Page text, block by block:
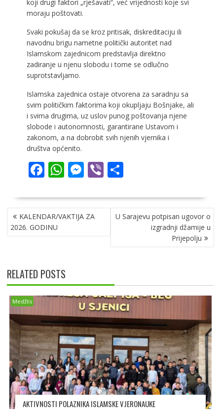
koji drugi faktori „rješavati“, već vrijednosti koje svi
moraju poštovati.
Svaki pokušaj da se kroz pritisak, diskreditaciju ili
navodnu brigu nametne politički autoritet nad
Islamskom zajednicom predstavlja direktno
zadiranje u njenu slobodu i tome se odlučno
suprotstavljamo.
Islamska zajednica ostaje otvorena za saradnju sa
svim političkim faktorima koji okupljaju Bošnjake, ali
i svima drugima, uz uslov punog poštovanja njene
slobode i autonomnosti, garantirane Ustavom i
zakonom, a na dobrobit svih njenih vjernika i
društva općenito.
F
e
b
o
k
W
at
s
A
p
M
ss
e
n
Vi
er
S
ar
e
NAVIGACIJA
ČLANAKA
KALENDAR/VAKTIJA ZA
2026. GODINU
U Sarajevu potpisan ugovor o
izgradnji džamije u
Prijepolju
RELATED POSTS
Medžlis
AKTIVNOSTI POLAZNIKA ISLAMSKE VJERONAUKE